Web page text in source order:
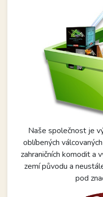
Naše společnost je
oblíbených
zahraničních komodit a
zemí původu a
pod